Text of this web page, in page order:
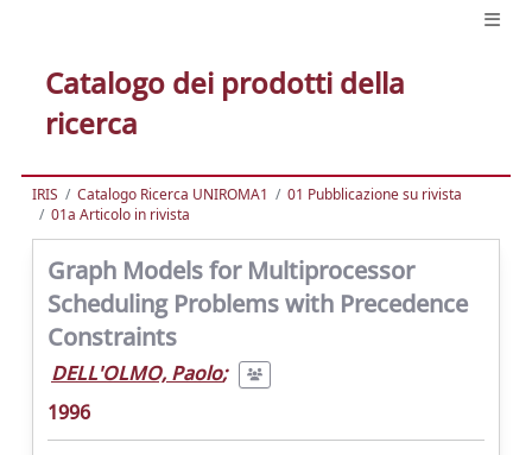
Catalogo dei prodotti della
ricerca
IRIS Catalogo Ricerca UNIROMA1
01 Pubblicazione su rivista
01a Articolo in rivista
Graph Models for Multiprocessor
Scheduling Problems with Precedence
Constraints
DELL'OLMO, Paolo;
1996